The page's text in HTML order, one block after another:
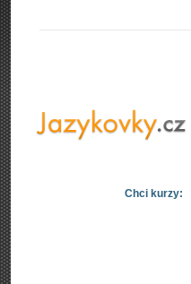
Chci kurzy: